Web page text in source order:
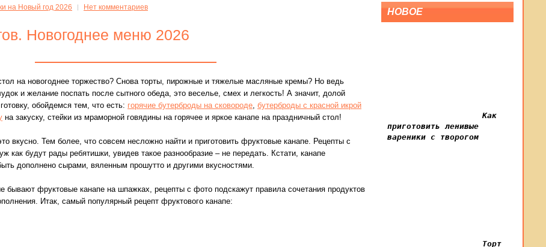
на Новый год 2026 Нет комментариев
Новогоднее меню 2026
на новогоднее торжество? Снова торты, пирожные и тяжелые масляные кремы? Но ведь
и желание поспать после сытного обеда, это веселье, смех и легкость! А значит, долой
обойдемся тем, что есть: горячие бутерброды на сковороде, бутерброды с красной икрой
на закуску, стейки из мраморной говядины на горячее и яркое канапе на праздничный стол!
вкусно. Тем более, что совсем несложно найти и приготовить фруктовые канапе. Рецепты с
как будут рады ребятишки, увидев такое разнообразие – не передать. Кстати, канапе
дополнено сырами, вяленным прошутто и другими вкусностями.
бывают фруктовые канапе на шпажках, рецепты с фото подскажут правила сочетания продуктов
Итак, самый популярный рецепт фруктового канапе:
НОВОЕ
Как
приготовить ленивые
вареники с творогом
Торт